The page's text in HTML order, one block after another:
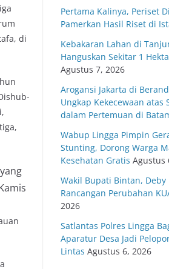
di
Pertama Kalinya, Periset
Pamerkan Hasil Riset di
Kebakaran Lahan di
Hanguskan Sekitar 1
Agustus 7, 2026
Arogansi Jakarta di
Ungkap Kekecewaan atas
dalam Pertemuan di
Wabup Lingga Pimpin
Stunting, Dorong Warga
Kesehatan Gratis Agustus
Wakil Bupati Bintan,
Rancangan Perubahan
2026
Satlantas Polres Lingga
Aparatur Desa Jadi
Lintas Agustus 6, 2026